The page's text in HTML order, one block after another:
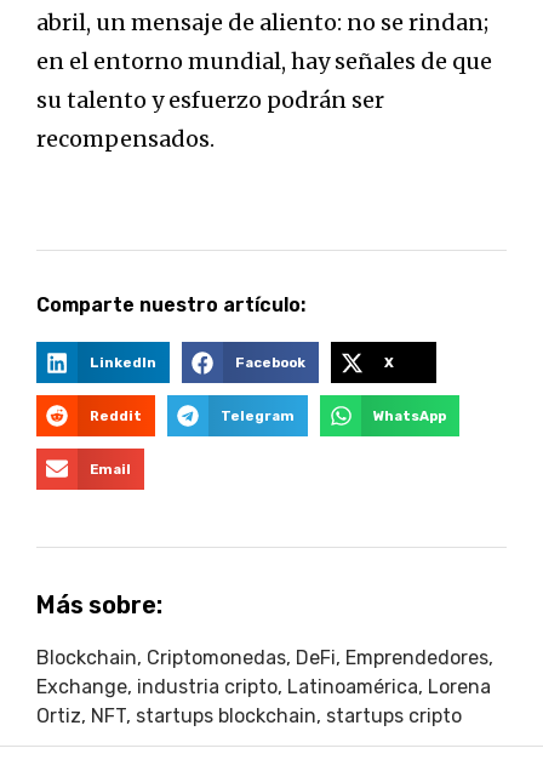
abril, un mensaje de aliento: no se rindan;
en el entorno mundial, hay señales de que
su talento y esfuerzo podrán ser
recompensados.
Comparte nuestro artículo:
LinkedIn Facebook X
Reddit Telegram WhatsApp
Email
Más sobre:
Blockchain, Criptomonedas, DeFi, Emprendedores,
Exchange, industria cripto, Latinoamérica, Lorena
Ortiz, NFT, startups blockchain, startups cripto